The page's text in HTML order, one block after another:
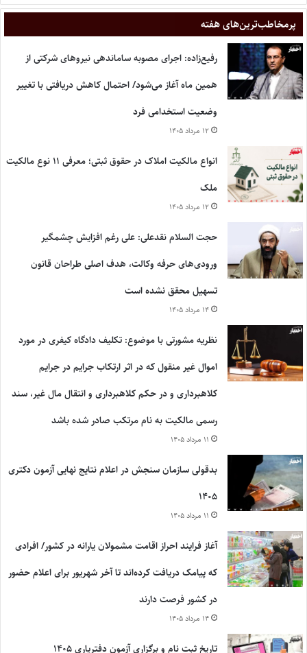
پر‌مخاطب‌ترین‌های هفته
رفیع‌زاده: اجرای مصوبه ساماندهی نیروهای شرکتی از
همین ماه آغاز می‌شود/ احتمال کاهش دریافتی با تغییر
وضعیت استخدامی فرد
۱۲ مرداد ۱۴۰۵
انواع مالکیت املاک در حقوق ثبتی؛ معرفی ۱۱ نوع مالکیت
ملک
۱۲ مرداد ۱۴۰۵
حجت السلام نقدعلی: علی رغم افزایش چشمگیر
ورودی‌های حرفه وکالت، هدف اصلی طراحان قانون
تسهیل محقق نشده است
۱۴ مرداد ۱۴۰۵
نظریه مشورتی با موضوع: تکلیف دادگاه کیفری در مورد
اموال غیر منقول که در اثر ارتکاب جرایم در جرایم
کلاهبرداری و در حکم کلاهبرداری و انتقال مال غیر، سند
رسمی مالکیت به نام مرتکب صادر شده باشد
۱۱ مرداد ۱۴۰۵
بدقولی سازمان سنجش در اعلام نتایج نهایی آزمون دکتری
۱۴۰۵
۱۱ مرداد ۱۴۰۵
آغاز فرایند احراز اقامت مشمولان یارانه در کشور/ افرادی
که پیامک دریافت کرده‌اند تا آخر شهریور برای اعلام حضور
در کشور فرصت دارند
۱۴ مرداد ۱۴۰۵
تاریخ ثبت نام و برگزاری آزمون دفتریاری ۱۴۰۵